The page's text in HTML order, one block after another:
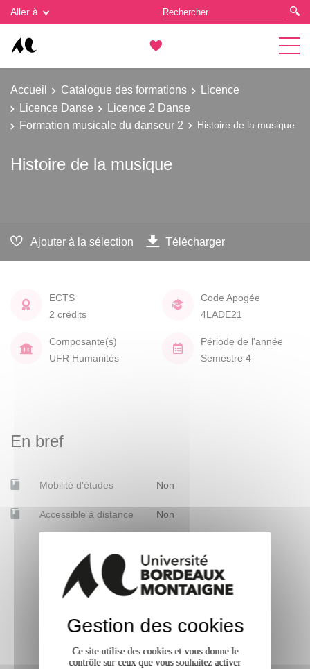
Aller à
Accueil Catalogue des formations
Licence
Licence Danse
Licence 2 Danse
Formation musicale du danseur 2
Histoire de la musique
Histoire de la musique
Ajouter à la sélection Télécharger
ECTS
2 crédits
Code Apogée
4LADE21
Composante(s)
UFR Humanités
Période de l'année
Semestre 4
En bref
Mobilité d'études Non
Accessible à distance Non
Gestion des cookies
Gestion des cookies
Ce site utilise des cookies et vous donne le
contrôle sur ceux que vous souhaitez activer